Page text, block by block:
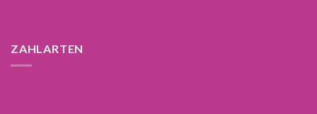
ZAHLARTEN